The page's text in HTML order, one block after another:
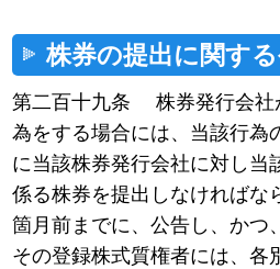
株券の提出に関す
第二百十九条 株券発行会社
為をする場合には、当該行為
に当該株券発行会社に対し当
係る株券を提出しなければな
箇月前までに、公告し、かつ
その登録株式質権者には、各